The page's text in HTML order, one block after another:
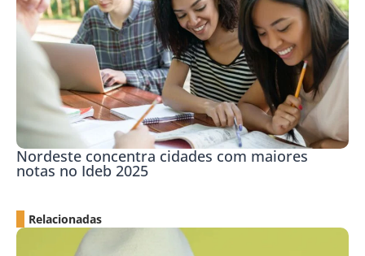
Nordeste concentra cidades com maiores
notas no Ideb 2025
Relacionadas